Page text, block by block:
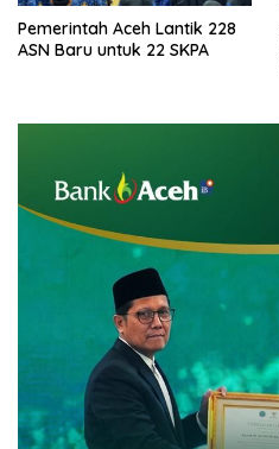
Pemerintah Aceh Lantik 228
ASN Baru untuk 22 SKPA